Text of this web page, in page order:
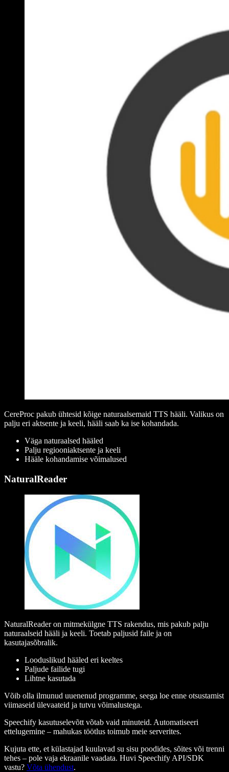
CereProc pakub ühtesid kõige naturaalsemaid TTS hääli. Valikus on
palju eri aktsente ja keeli, hääli saab ka ise kohandada.
Väga naturaalsed hääled
Palju regiooniaktsente ja keeli
Hääle kohandamise võimalused
NaturalReader
NaturalReader on mitmekülgne TTS rakendus, mis pakub palju
naturaalseid hääli ja keeli. Toetab paljusid faile ja on
kasutajasõbralik.
Looduslikud hääled eri keeltes
Paljude failide tugi
Lihtne kasutada
Võib olla ilmunud uuenenud programme, seega loe enne otsustamist
viimaseid ülevaateid ja tutvu võimalustega.
Speechify kasutuselevõtt võtab vaid minuteid. Automatiseeri
ettelugemine – mahukas töötlus toimub meie serverites.
Kujuta ette, et külastajad kuulavad su sisu poodides, sõites või trenni
tehes – pole vaja ekraanile vaadata. Huvi Speechify API/SDK
vastu? Võta ühendust.